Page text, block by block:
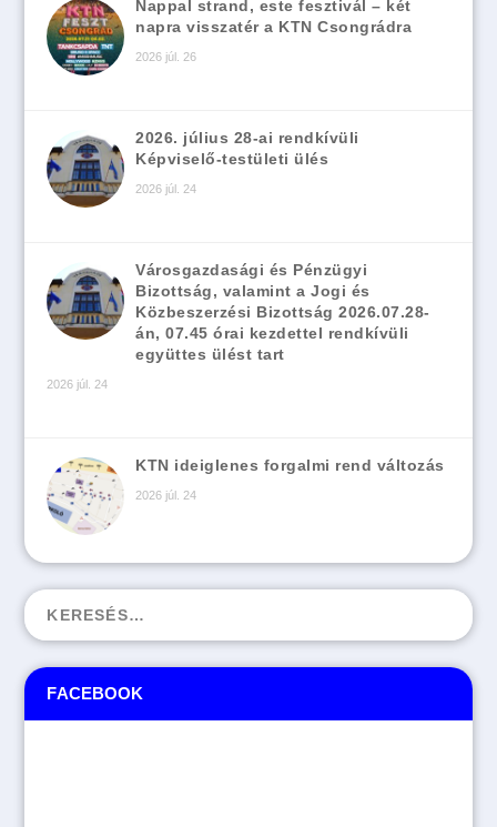
FACEBOOK
Nappal strand, este fesztivál – két
napra visszatér a KTN Csongrádra
2026 júl. 26
2026. július 28-ai rendkívüli
Képviselő-testületi ülés
2026 júl. 24
Városgazdasági és Pénzügyi
Bizottság, valamint a Jogi és
Közbeszerzési Bizottság 2026.07.28-
án, 07.45 órai kezdettel rendkívüli
együttes ülést tart
2026 júl. 24
KTN ideiglenes forgalmi rend változás
2026 júl. 24